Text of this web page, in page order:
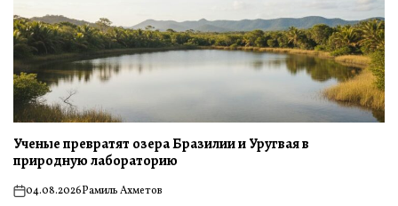
Ученые превратят озера Бразилии и Уругвая в
природную лабораторию
on04.08.2026Рамиль Ахметов